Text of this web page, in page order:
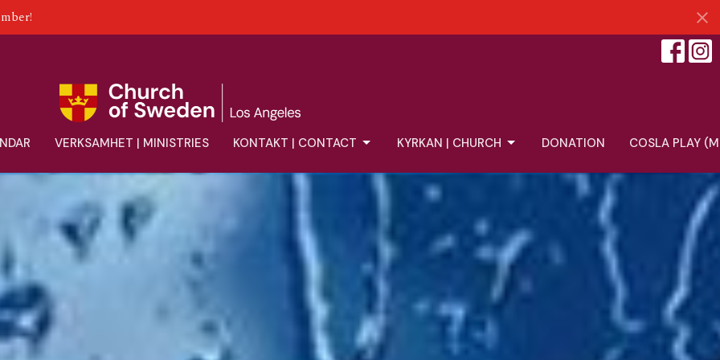
VERKSAMHET | MINISTRIES KONTAKT | CONTACT KYRKAN | CHURCH DONATION COSLA PLAY